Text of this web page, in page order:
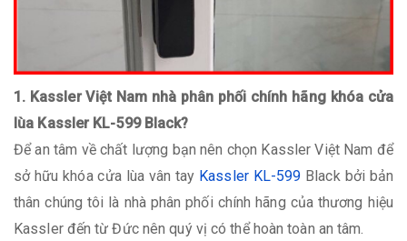
1. Kassler Việt Nam nhà phân phối chính hãng khóa cửa
lùa Kassler KL-599 Black?
Để an tâm về chất lượng bạn nên chọn Kassler Việt Nam để
sở hữu khóa cửa lùa vân tay Kassler KL-599 Black bởi bản
thân chúng tôi là nhà phân phối chính hãng của thương hiệu
Kassler đến từ Đức nên quý vị có thể hoàn toàn an tâm.